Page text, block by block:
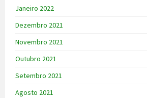
Janeiro 2022
Dezembro 2021
Novembro 2021
Outubro 2021
Setembro 2021
Agosto 2021